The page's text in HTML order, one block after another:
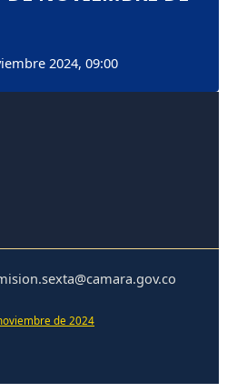
2024, 09:00
de 2024